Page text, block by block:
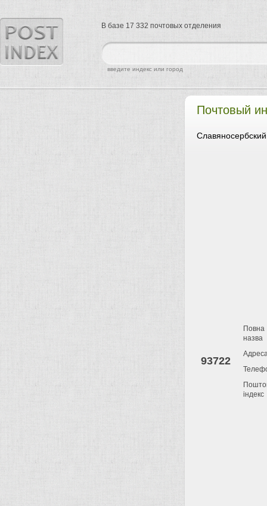
Почтовый
93722
Повна
назва
індекс
найти
введите индекс или город
В базе 17 332 почтовых отделения